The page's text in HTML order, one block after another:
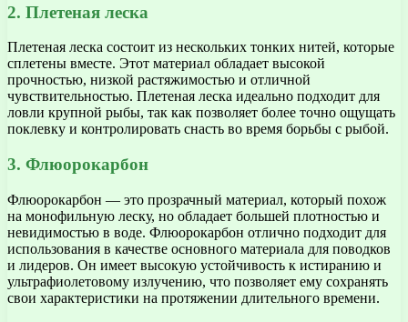
2. Плетеная леска
Плетеная леска состоит из нескольких тонких нитей, которые
сплетены вместе. Этот материал обладает высокой
прочностью, низкой растяжимостью и отличной
чувствительностью. Плетеная леска идеально подходит для
ловли крупной рыбы, так как позволяет более точно ощущать
поклевку и контролировать снасть во время борьбы с рыбой.
3. Флюорокарбон
Флюорокарбон — это прозрачный материал, который похож
на монофильную леску, но обладает большей плотностью и
невидимостью в воде. Флюорокарбон отлично подходит для
использования в качестве основного материала для поводков
и лидеров. Он имеет высокую устойчивость к истиранию и
ультрафиолетовому излучению, что позволяет ему сохранять
свои характеристики на протяжении длительного времени.